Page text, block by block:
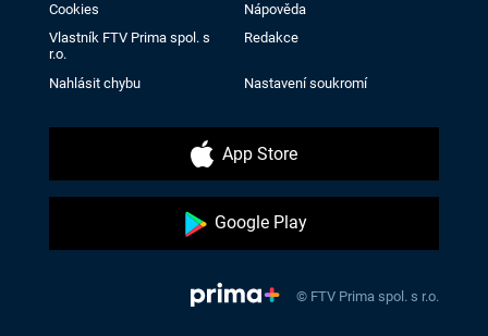
Cookies
Nápověda
Vlastník FTV Prima spol. s
r.o.
Redakce
Nahlásit chybu Nastavení soukromí
App Store
Google Play
© FTV Prima spol. s r.o.